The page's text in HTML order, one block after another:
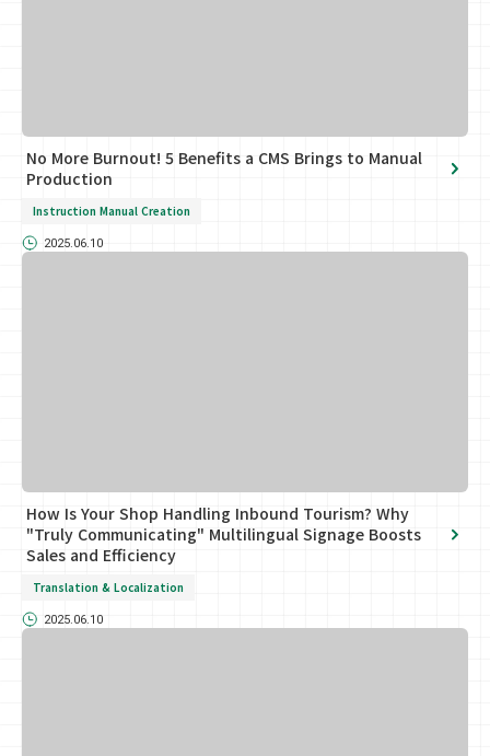
No More Burnout! 5 Benefits a CMS Brings to Manual
Production
Instruction Manual Creation
2025.06.10
How Is Your Shop Handling Inbound Tourism? Why
"Truly Communicating" Multilingual Signage Boosts
Sales and Efficiency
Translation & Localization
2025.06.10